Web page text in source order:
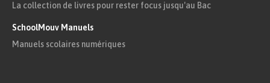
La sédimentation et la
croûte terrestre
La collection de livres pour rester focus jusqu'au Bac
SchoolMouv Manuels
Manuels scolaires numériques